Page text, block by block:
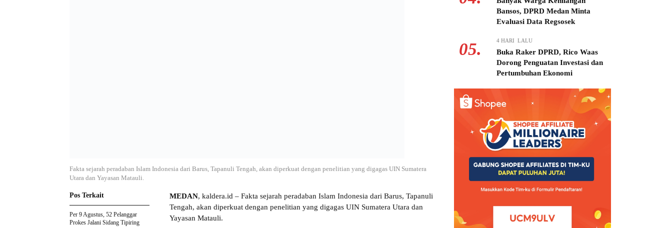
Fakta sejarah peradaban Islam Indonesia dari Barus, Tapanuli Tengah, akan diperkuat dengan penelitian yang digagas UIN Sumatera
Utara dan Yayasan Matauli.
MEDAN, kaldera.id – Fakta sejarah peradaban Islam Indonesia dari Barus, Tapanuli
Tengah, akan diperkuat dengan penelitian yang digagas UIN Sumatera Utara dan
Yayasan Matauli.
Pos Terkait
Per 9 Agustus, 52 Pelanggar
Prokes Jalani Sidang Tipiring
Bansos, DPRD Medan Minta
Evaluasi Data Regsosek
05. 4 HARI LALU
Buka Raker DPRD, Rico Waas
Dorong Penguatan Investasi dan
Pertumbuhan Ekonomi